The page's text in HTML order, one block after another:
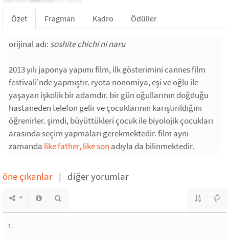
Özet Fragman Kadro Ödüller
orijinal adı: soshite chichi ni naru
2013 yılı japonya yapımı film, ilk gösterimini cannes film
festivali'nde yapmıştır. ryota nonomiya, eşi ve oğlu ile
yaşayan işkolik bir adamdır. bir gün oğullarının doğduğu
hastaneden telefon gelir ve çocuklarının karıştırıldığını
öğrenirler. şimdi, büyüttükleri çocuk ile biyolojik çocukları
arasında seçim yapmaları gerekmektedir. film aynı
zamanda like father, like son adıyla da bilinmektedir.
öne çıkanlar | diğer yorumlar
1.